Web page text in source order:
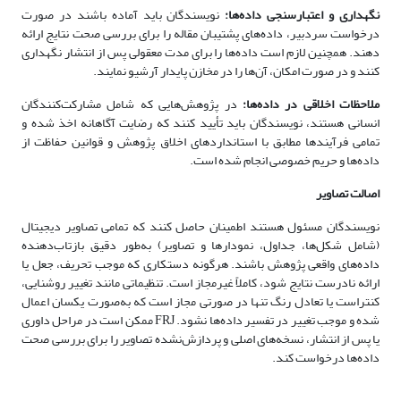
نگهداری و اعتبارسنجی داده‌ها: نویسندگان باید آماده باشند در صورت
درخواست سردبیر، داده‌های پشتیبان مقاله را برای بررسی صحت نتایج ارائه
دهند. همچنین لازم است داده‌ها را برای مدت معقولی پس از انتشار نگهداری
کنند و در صورت امکان، آن‌ها را در مخازن پایدار آرشیو نمایند.
ملاحظات اخلاقی در داده‌ها: در پژوهش‌هایی که شامل مشارکت‌کنندگان
انسانی هستند، نویسندگان باید تأیید کنند که رضایت آگاهانه اخذ شده و
تمامی فرآیندها مطابق با استانداردهای اخلاق پژوهش و قوانین حفاظت از
داده‌ها و حریم خصوصی انجام شده است.
اصالت تصاویر
نویسندگان مسئول هستند اطمینان حاصل کنند که تمامی تصاویر دیجیتال
(شامل شکل‌ها، جداول، نمودارها و تصاویر) به‌طور دقیق بازتاب‌دهنده
داده‌های واقعی پژوهش باشند. هرگونه دستکاری که موجب تحریف، جعل یا
ارائه نادرست نتایج شود، کاملاً غیرمجاز است. تنظیماتی مانند تغییر روشنایی،
کنتراست یا تعادل رنگ تنها در صورتی مجاز است که به‌صورت یکسان اعمال
شده و موجب تغییر در تفسیر داده‌ها نشود. FRJ ممکن است در مراحل داوری
یا پس از انتشار، نسخه‌های اصلی و پردازش‌نشده تصاویر را برای بررسی صحت
داده‌ها درخواست کند.